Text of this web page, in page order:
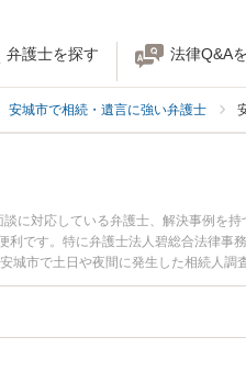
弁護士を探す 法律Q&A
安城市で相続・遺言に強い弁護士
に対応している弁護士、解決事例を
です。特に弁護士法人碧総合法律事
市で土日や夜間に発生した相続人調
談無料で相続人調査・確定を法律相